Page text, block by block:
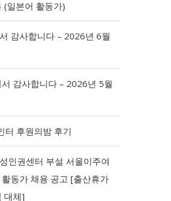
(일본어 활동가)
감사합니다 – 2026년 6월
감사합니다 – 2026년 5월
터 후원의밤 후기
인권센터 부설 서울이주여
동가 채용 공고 [출산휴가
대체]